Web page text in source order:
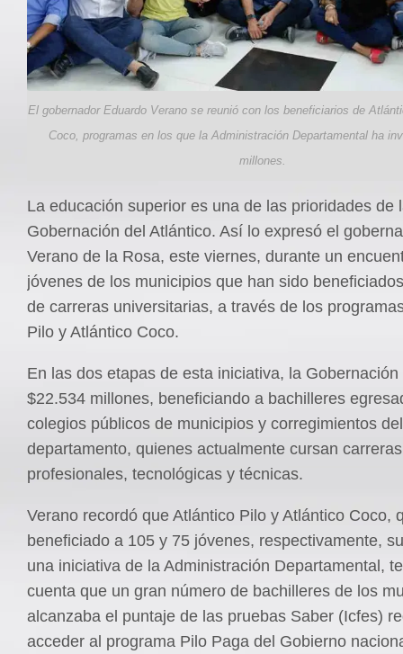
El gobernador Eduardo Verano se reunió con los beneficiarios de
Coco, programas en los que la Administración Departamental ha
millones.
La educación superior es una de las prioridades de
Gobernación del Atlántico. Así lo expresó el
Verano de la Rosa, este viernes, durante un
jóvenes de los municipios que han sido
de carreras universitarias, a través de los
Pilo y Atlántico Coco.
En las dos etapas de esta iniciativa, la
$22.534 millones, beneficiando a bachilleres
colegios públicos de municipios y corregimientos del
departamento, quienes actualmente cursan carreras
profesionales, tecnológicas y técnicas.
Verano recordó que Atlántico Pilo y Atlántico Coco,
beneficiado a 105 y 75 jóvenes, respectivamente,
una iniciativa de la Administración Departamental,
cuenta que un gran número de bachilleres de los
alcanzaba el puntaje de las pruebas Saber (Icfes)
acceder al programa Pilo Paga del Gobierno